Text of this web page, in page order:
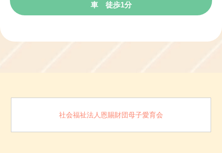
車 徒歩1分
社会福祉法人恩賜財団母子愛育会